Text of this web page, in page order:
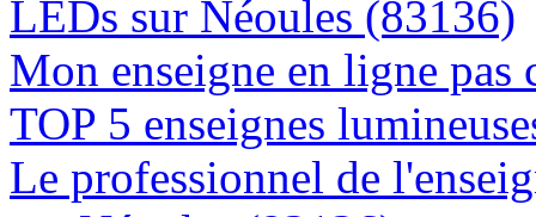
LEDs sur Néoules (83136)
Mon enseigne en ligne pas
TOP 5 enseignes
Le professionnel de